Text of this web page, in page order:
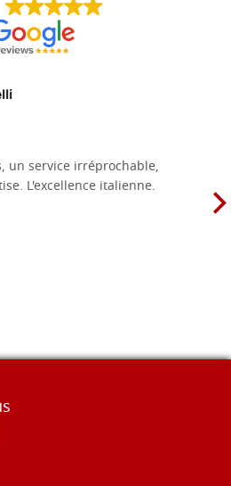
un service irréprochable,
L'excellence italienne.